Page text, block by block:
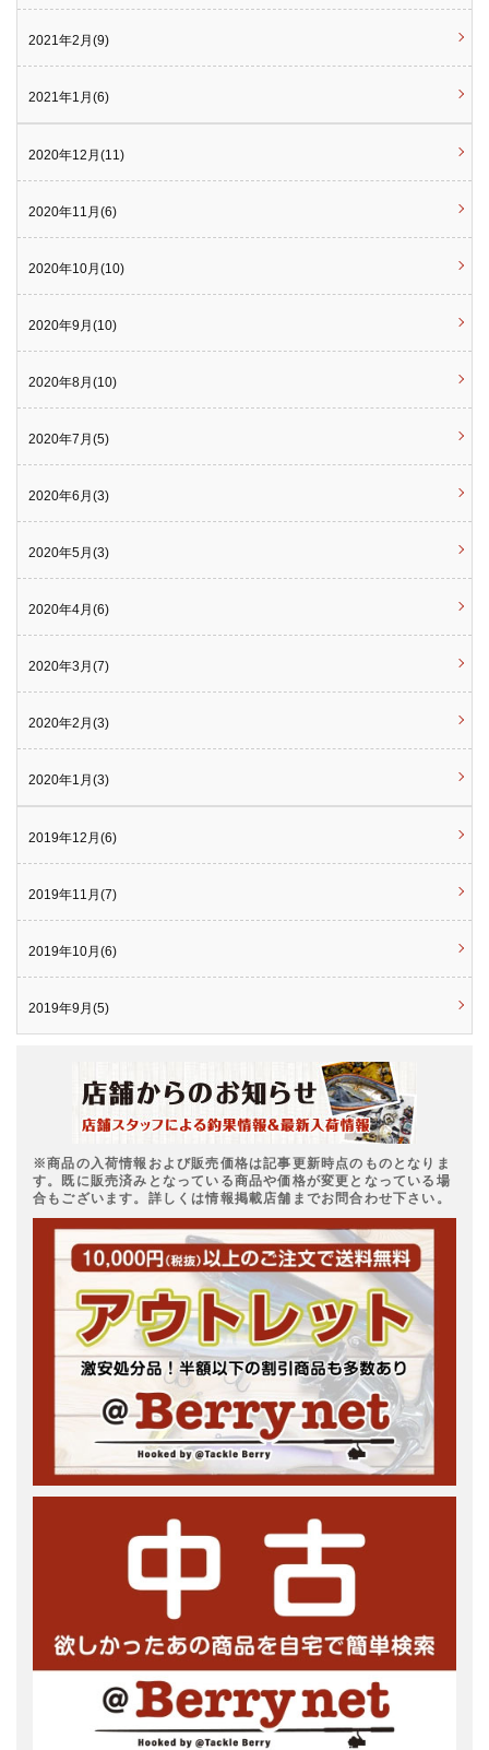
2021年2月(9)
2021年1月(6)
2020年12月(11)
2020年11月(6)
2020年10月(10)
2020年9月(10)
2020年8月(10)
2020年7月(5)
2020年6月(3)
2020年5月(3)
2020年4月(6)
2020年3月(7)
2020年2月(3)
2020年1月(3)
2019年12月(6)
2019年11月(7)
2019年10月(6)
2019年9月(5)
※商品の入荷情報および販売価格は記事更新時点のものとなりま
す。既に販売済みとなっている商品や価格が変更となっている場
合もございます。詳しくは情報掲載店舗までお問合わせ下さい。